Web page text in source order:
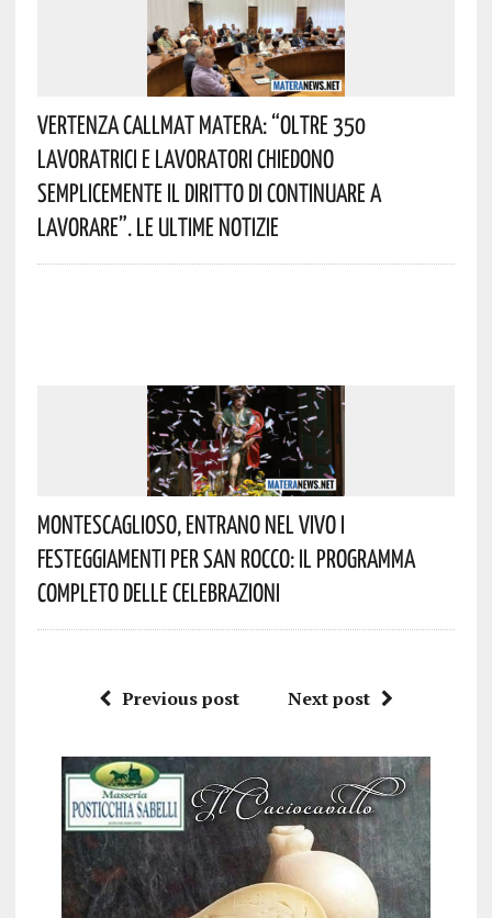
Vertenza CallMat Matera: “Oltre 350
Lavoratrici E Lavoratori Chiedono
Semplicemente Il Diritto Di Continuare A
Lavorare”. Le Ultime Notizie
Montescaglioso, Entrano Nel Vivo I
Festeggiamenti Per San Rocco: Il Programma
Completo Delle Celebrazioni
Previous post Next post